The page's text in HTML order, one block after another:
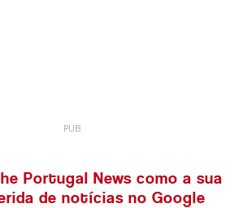
Portugal News como a sua
de notícias no Google